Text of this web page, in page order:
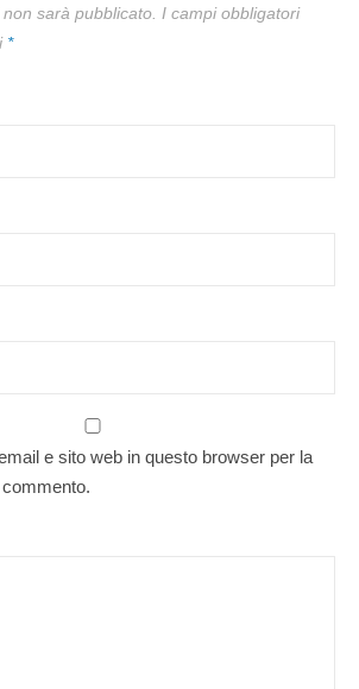
sarà pubblicato. I campi obbligatori
*
e sito web in questo browser per la